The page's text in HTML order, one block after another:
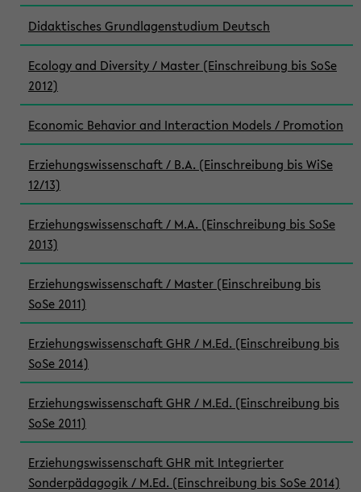
Didaktisches Grundlagenstudium Deutsch
Ecology and Diversity / Master (Einschreibung bis SoSe
2012)
Economic Behavior and Interaction Models / Promotion
Erziehungswissenschaft / B.A. (Einschreibung bis WiSe
12/13)
Erziehungswissenschaft / M.A. (Einschreibung bis SoSe
2013)
Erziehungswissenschaft / Master (Einschreibung bis
SoSe 2011)
Erziehungswissenschaft GHR / M.Ed. (Einschreibung bis
SoSe 2014)
Erziehungswissenschaft GHR / M.Ed. (Einschreibung bis
SoSe 2011)
Erziehungswissenschaft GHR mit Integrierter
Sonderpädagogik / M.Ed. (Einschreibung bis SoSe 2014)